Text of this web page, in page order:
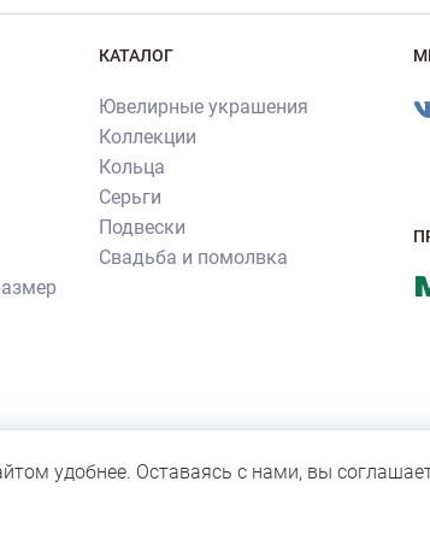
КАТАЛОГ
Ювелирные украшения
Коллекции
Кольца
Серьги
Подвески
Свадьба и помолвка
правообладателя. Все прочие фотографии не
компании.
удобнее. Оставаясь с нами, вы